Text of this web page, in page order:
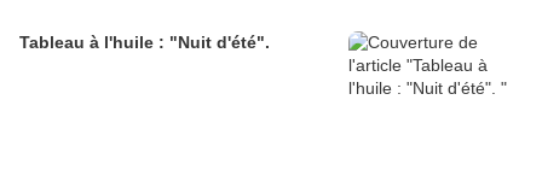
Tableau à l'huile : "Nuit d'été".